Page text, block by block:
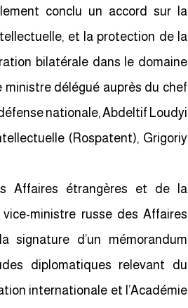
conclu un accord sur la
et la protection de la
bilatérale dans le domaine
délégué auprès du chef
nationale, Abdeltif Loudyi
(Rospatent), Grigoriy
Affaires étrangères et de la
ministre russe des Affaires
signature d’un mémorandum
diplomatiques relevant du
internationale et l’Académie